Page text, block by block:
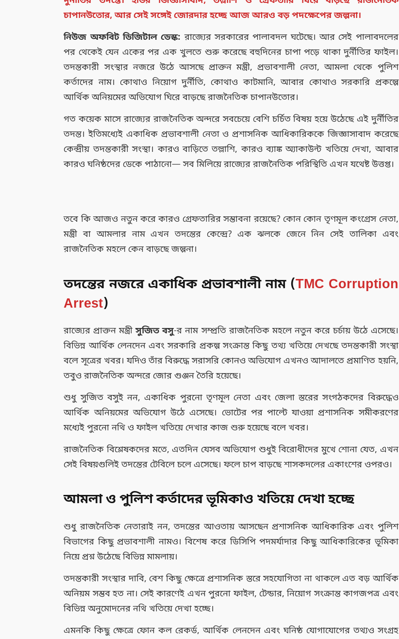
চাপানউতোর, আর সেই সঙ্গেই জোরদার হচ্ছে আজ আরও বড় পদক্ষেপের জল্পনা।
নিউজ অফবিট ডিজিটাল ডেস্ক: রাজ্যের সরকারের পালাবদল ঘটেছে। আর সেই পালাবদলের
পর থেকেই যেন একের পর এক খুলতে শুরু করেছে বহুদিনের চাপা পড়ে থাকা দুর্নীতির ফাইল।
তদন্তকারী সংস্থার নজরে উঠে আসছে প্রাক্তন মন্ত্রী, প্রভাবশালী নেতা, আমলা থেকে পুলিশ
কর্তাদের নাম। কোথাও নিয়োগ দুর্নীতি, কোথাও কাটমানি, আবার কোথাও সরকারি প্রকল্পে
আর্থিক অনিয়মের অভিযোগ ঘিরে বাড়ছে রাজনৈতিক চাপানউতোর।
গত কয়েক মাসে রাজ্যের রাজনৈতিক অন্দরে সবচেয়ে বেশি চর্চিত বিষয় হয়ে উঠেছে এই দুর্নীতির
তদন্ত। ইতিমধ্যেই একাধিক প্রভাবশালী নেতা ও প্রশাসনিক আধিকারিককে জিজ্ঞাসাবাদ করেছে
কেন্দ্রীয় তদন্তকারী সংস্থা। কারও বাড়িতে তল্লাশি, কারও ব্যাঙ্ক অ্যাকাউন্ট খতিয়ে দেখা, আবার
কারও ঘনিষ্ঠদের ডেকে পাঠানো— সব মিলিয়ে রাজ্যের রাজনৈতিক পরিস্থিতি এখন যথেষ্ট উত্তপ্ত।
তবে কি আজও নতুন করে কারও গ্রেফতারির সম্ভাবনা রয়েছে? কোন কোন তৃণমূল কংগ্রেস নেতা,
মন্ত্রী বা আমলার নাম এখন তদন্তের কেন্দ্রে? এক ঝলকে জেনে নিন সেই তালিকা এবং
রাজনৈতিক মহলে কেন বাড়ছে জল্পনা।
তদন্তের নজরে একাধিক প্রভাবশালী নাম (TMC Corruption
Arrest)
রাজ্যের প্রাক্তন মন্ত্রীসুজিত বসু-র নাম সম্প্রতি রাজনৈতিক মহলে নতুন করে চর্চায় উঠে এসেছে।
বিভিন্ন আর্থিক লেনদেন এবং সরকারি প্রকল্প সংক্রান্ত কিছু তথ্য খতিয়ে দেখছে তদন্তকারী সংস্থা
বলে সূত্রের খবর। যদিও তাঁর বিরুদ্ধে সরাসরি কোনও অভিযোগ এখনও আদালতে প্রমাণিত হয়নি,
তবুও রাজনৈতিক অন্দরে জোর গুঞ্জন তৈরি হয়েছে।
শুধু সুজিত বসুই নন, একাধিক পুরনো তৃণমূল নেতা এবং জেলা স্তরের সংগঠকদের বিরুদ্ধেও
আর্থিক অনিয়মের অভিযোগ উঠে এসেছে। ভোটের পর পাল্টে যাওয়া প্রশাসনিক সমীকরণের
মধ্যেই পুরনো নথি ও ফাইল খতিয়ে দেখার কাজ শুরু হয়েছে বলে খবর।
রাজনৈতিক বিশ্লেষকদের মতে, এতদিন যেসব অভিযোগ শুধুই বিরোধীদের মুখে শোনা যেত, এখন
সেই বিষয়গুলিই তদন্তের টেবিলে চলে এসেছে। ফলে চাপ বাড়ছে শাসকদলের একাংশের ওপরও।
আমলা ও পুলিশ কর্তাদের ভূমিকাও খতিয়ে দেখা হচ্ছে
শুধু রাজনৈতিক নেতারাই নন, তদন্তের আওতায় আসছেন প্রশাসনিক আধিকারিক এবং পুলিশ
বিভাগের কিছু প্রভাবশালী নামও। বিশেষ করে ডিসিপি পদমর্যাদার কিছু আধিকারিকের ভূমিকা
নিয়ে প্রশ্ন উঠেছে বিভিন্ন মামলায়।
তদন্তকারী সংস্থার দাবি, বেশ কিছু ক্ষেত্রে প্রশাসনিক স্তরে সহযোগিতা না থাকলে এত বড় আর্থিক
অনিয়ম সম্ভব হত না। সেই কারণেই এখন পুরনো ফাইল, টেন্ডার, নিয়োগ সংক্রান্ত কাগজপত্র এবং
বিভিন্ন অনুমোদনের নথি খতিয়ে দেখা হচ্ছে।
এমনকি কিছু ক্ষেত্রে ফোন কল রেকর্ড, আর্থিক লেনদেন এবং ঘনিষ্ঠ যোগাযোগের তথ্যও সংগ্রহ